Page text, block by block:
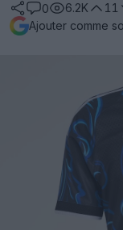
0
6.2K 11
Ajouter comme